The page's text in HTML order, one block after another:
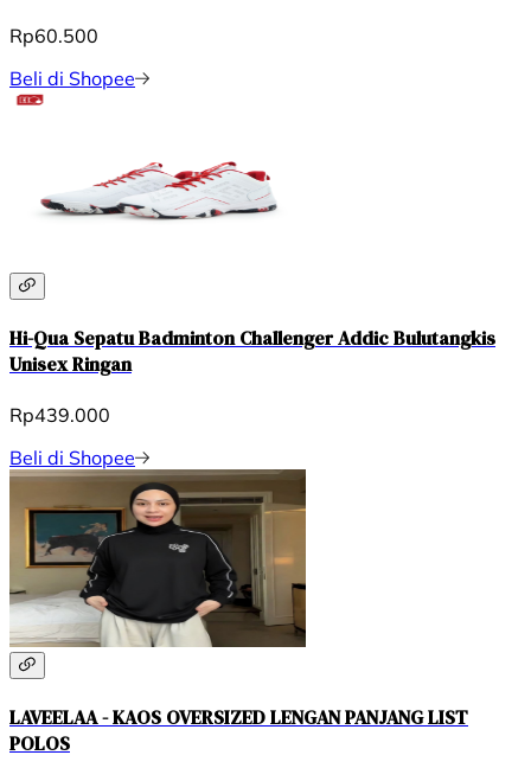
Rp60.500
Beli di Shopee
Hi-Qua Sepatu Badminton Challenger Addic Bulutangkis
Unisex Ringan
Rp439.000
Beli di Shopee
LAVEELAA - KAOS OVERSIZED LENGAN PANJANG LIST
POLOS